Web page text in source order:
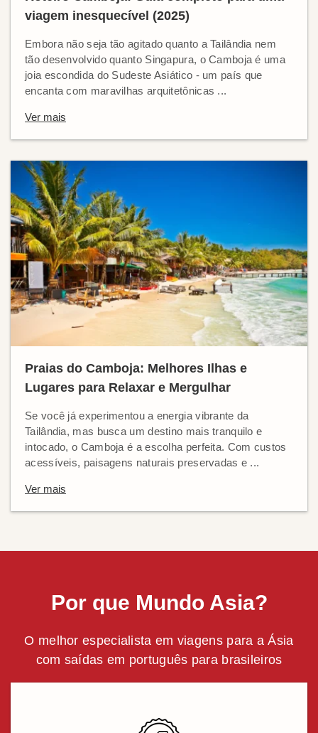
viagem inesquecível (2025)
Embora não seja tão agitado quanto a Tailândia nem
tão desenvolvido quanto Singapura, o Camboja é uma
joia escondida do Sudeste Asiático - um país que
encanta com maravilhas arquitetônicas ...
Ver mais
Praias do Camboja: Melhores Ilhas e
Lugares para Relaxar e Mergulhar
Se você já experimentou a energia vibrante da
Tailândia, mas busca um destino mais tranquilo e
intocado, o Camboja é a escolha perfeita. Com custos
acessíveis, paisagens naturais preservadas e ...
Ver mais
Por que Mundo Asia?
O melhor especialista em viagens para a Ásia
com saídas em português para brasileiros